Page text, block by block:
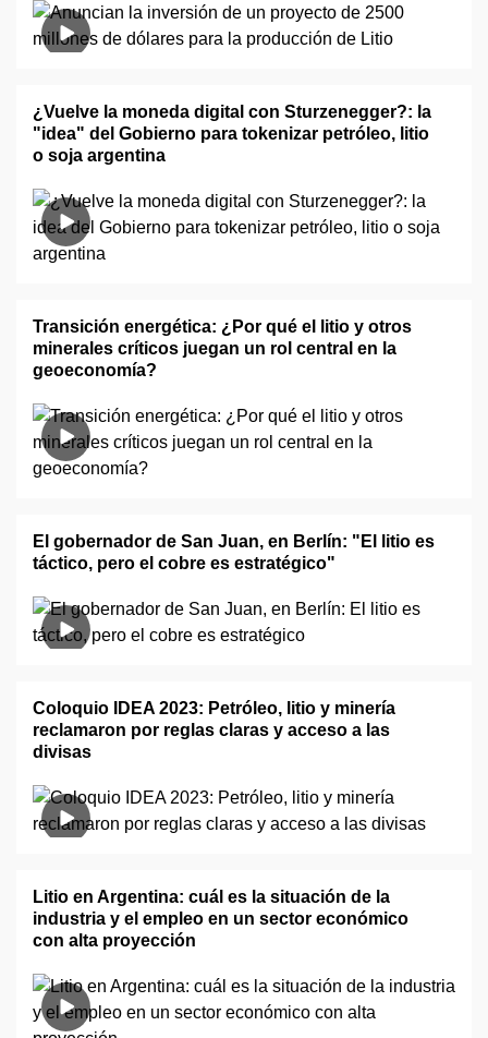
¿Vuelve la moneda digital con Sturzenegger?: la
"idea" del Gobierno para tokenizar petróleo, litio
o soja argentina
Transición energética: ¿Por qué el litio y otros
minerales críticos juegan un rol central en la
geoeconomía?
El gobernador de San Juan, en Berlín: "El litio es
táctico, pero el cobre es estratégico"
Coloquio IDEA 2023: Petróleo, litio y minería
reclamaron por reglas claras y acceso a las
divisas
Litio en Argentina: cuál es la situación de la
industria y el empleo en un sector económico
con alta proyección